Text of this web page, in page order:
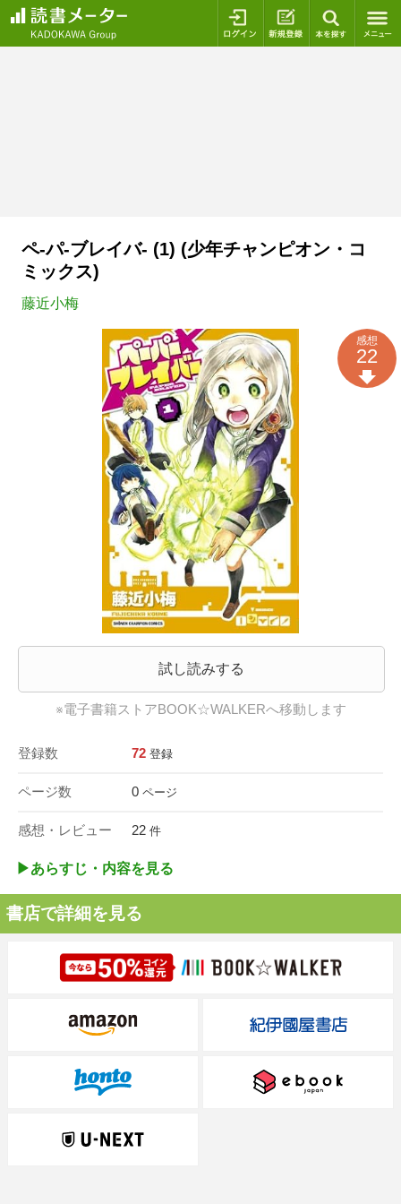
ログイン 新規登録
ペ-パ-ブレイバ- (1) (少年チャンピオン・コ
ミックス)
藤近小梅
試し読みする
※電子書籍ストアBOOK☆WALKERへ移動します
登録数 72 登録
ページ数 0 ページ
感想・レビュー 22 件
感想
22
▶︎あらすじ・内容を見る
書店で詳細を見る